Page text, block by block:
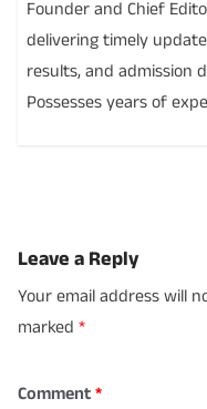
Founder and Chief
delivering timely
results, and admission
Possesses years of
Leave a Reply
Your email address will
marked *
Comment*